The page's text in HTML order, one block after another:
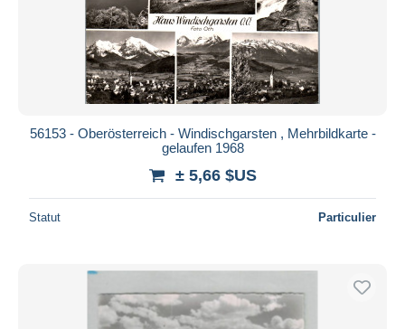
56153 - Oberösterreich - Windischgarsten , Mehrbildkarte -
gelaufen 1968
± 5,66 $US
Statut Particulier